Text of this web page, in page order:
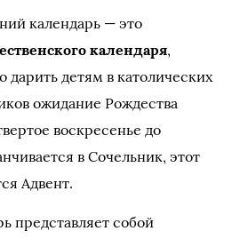
календарь — это
календаря,
дарить детям в католических
ожидание Рождества
воскресенье до
в Сочельник, этот
Адвент.
представляет собой